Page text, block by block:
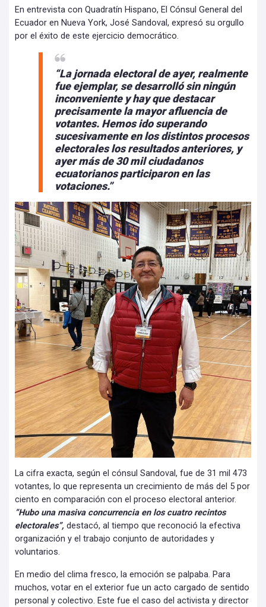
En entrevista con Quadratín Hispano, El Cónsul General del
Ecuador en Nueva York, José Sandoval, expresó su orgullo
por el éxito de este ejercicio democrático.
“La jornada electoral de ayer, realmente
fue ejemplar, se desarrolló sin ningún
inconveniente y hay que destacar
precisamente la mayor afluencia de
votantes. Hemos ido superando
sucesivamente en los distintos procesos
electorales los resultados anteriores, y
ayer más de 30 mil ciudadanos
ecuatorianos participaron en las
votaciones.”
La cifra exacta, según el cónsul Sandoval, fue de 31 mil 473
votantes, lo que representa un crecimiento de más del 5 por
ciento en comparación con el proceso electoral anterior.
“Hubo una masiva concurrencia en los cuatro recintos
electorales”, destacó, al tiempo que reconoció la efectiva
organización y el trabajo conjunto de autoridades y
voluntarios.
En medio del clima fresco, la emoción se palpaba. Para
muchos, votar en el exterior fue un acto cargado de sentido
personal y colectivo. Este fue el caso del activista y director